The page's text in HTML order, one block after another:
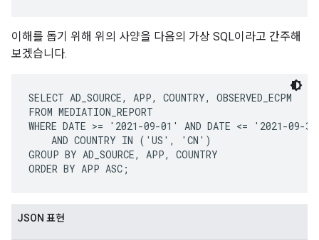
이해를 돕기 위해 위의 사양을 다음의 가상 SQL이라고 간주해
보겠습니다.
SELECT AD_SOURCE, APP, COUNTRY, OBSERVED_ECPM
FROM MEDIATION_REPORT
WHERE DATE >= '2021-09-01' AND DATE <= '2021-09-
    AND COUNTRY IN ('US', 'CN')
GROUP BY AD_SOURCE, APP, COUNTRY
JSON 표현